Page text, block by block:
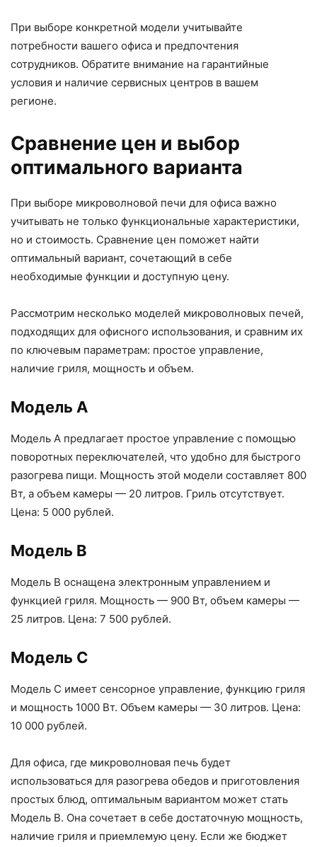
При выборе конкретной модели учитывайте
потребности вашего офиса и предпочтения
сотрудников. Обратите внимание на гарантийные
условия и наличие сервисных центров в вашем
регионе.
Сравнение цен и выбор
оптимального варианта
При выборе микроволновой печи для офиса важно
учитывать не только функциональные характеристики,
но и стоимость. Сравнение цен поможет найти
оптимальный вариант, сочетающий в себе
необходимые функции и доступную цену.
Рассмотрим несколько моделей микроволновых печей,
подходящих для офисного использования, и сравним их
по ключевым параметрам: простое управление,
наличие гриля, мощность и объем.
Модель A
Модель A предлагает простое управление с помощью
поворотных переключателей, что удобно для быстрого
разогрева пищи. Мощность этой модели составляет 800
Вт, а объем камеры — 20 литров. Гриль отсутствует.
Цена: 5 000 рублей.
Модель B
Модель B оснащена электронным управлением и
функцией гриля. Мощность — 900 Вт, объем камеры —
25 литров. Цена: 7 500 рублей.
Модель C
Модель C имеет сенсорное управление, функцию гриля
и мощность 1000 Вт. Объем камеры — 30 литров. Цена:
10 000 рублей.
Для офиса, где микроволновая печь будет
использоваться для разогрева обедов и приготовления
простых блюд, оптимальным вариантом может стать
Модель B. Она сочетает в себе достаточную мощность,
наличие гриля и приемлемую цену. Если же бюджет